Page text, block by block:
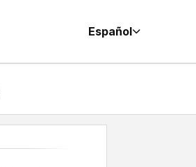
Español